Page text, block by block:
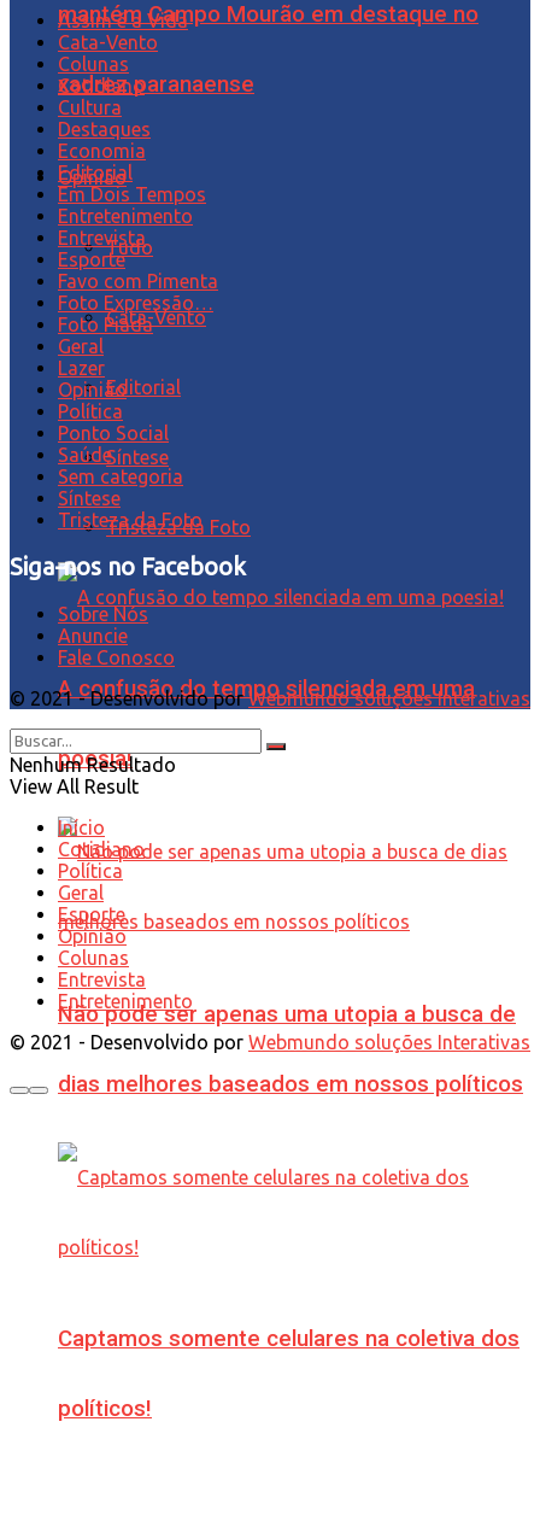
mantém Campo Mourão em destaque no
xadrez paranaense
Opinião
Tudo
Cata-Vento
Editorial
Síntese
Tristeza da Foto
A confusão do tempo silenciada em uma
poesia!
Não pode ser apenas uma utopia a busca de
dias melhores baseados em nossos políticos
Captamos somente celulares na coletiva dos
políticos!
Assim é a Vida
Cata-Vento
Colunas
Cotidiano
Cultura
Destaques
Economia
Editorial
Em Dois Tempos
Entretenimento
Entrevista
Esporte
Favo com Pimenta
Foto Expressão…
Foto Piada
Geral
Lazer
Opinião
Política
Ponto Social
Saúde
Sem categoria
Síntese
Tristeza da Foto
Siga-nos no Facebook
Sobre Nós
Anuncie
Fale Conosco
© 2021 - Desenvolvido porWebmundo soluções Interativas
Nenhum Resultado
View All Result
Início
Cotidiano
Política
Geral
Esporte
Opinião
Colunas
Entrevista
Entretenimento
© 2021 - Desenvolvido por Webmundo soluções Interativas